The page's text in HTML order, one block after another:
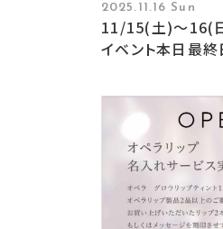
2025.11.16 Sun
11/15(土)〜16(
イベント本日最